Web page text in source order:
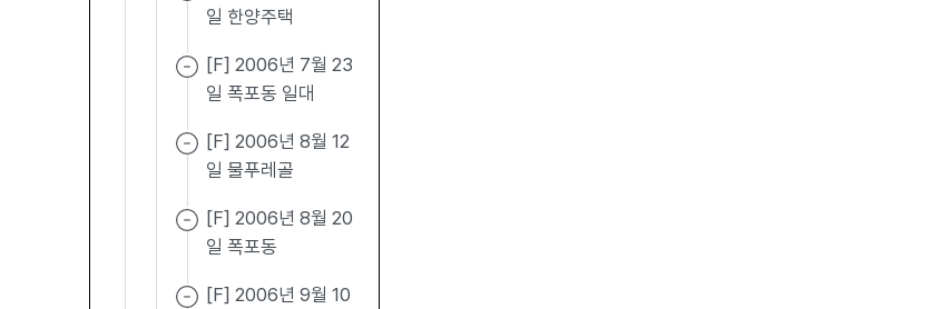
일 한양주택
[F] 2006년 7월 23
일 폭포동 일대
[F] 2006년 8월 12
일 물푸레골
[F] 2006년 8월 20
일 폭포동
[F] 2006년 9월 10